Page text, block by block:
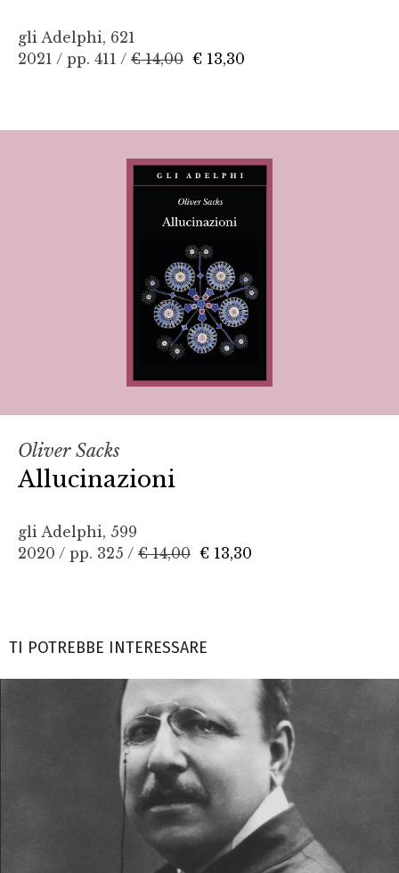
gli Adelphi, 621
2021 / pp. 411 / € 14,00 € 13,30
Oliver Sacks
Allucinazioni
gli Adelphi, 599
2020 / pp. 325 / € 14,00 € 13,30
TI POTREBBE INTERESSARE